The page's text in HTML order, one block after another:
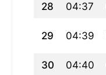
28 04:37
29 04:39
30 04:40